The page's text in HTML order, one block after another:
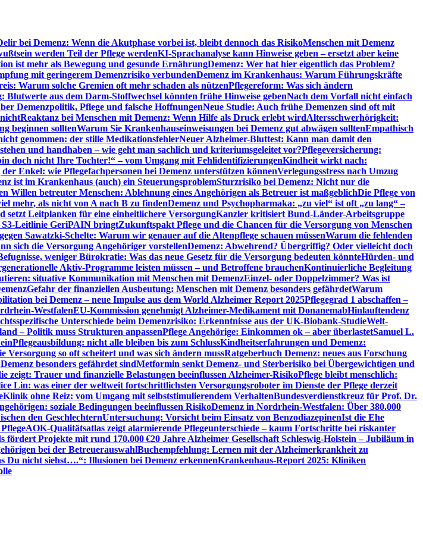
bei Demenz: Wenn die Akutphase vorbei ist, bleibt dennoch das RisikoMenschen mit Demenz
werden Teil der Pflege werdenKI-Sprachanalyse kann Hinweise geben – ersetzt aber keine
ist mehr als Bewegung und gesunde ErnährungDemenz: Wer hat hier eigentlich das Problem?
mit geringerem Demenzrisiko verbundenDemenz im Krankenhaus: Warum Führungskräfte
Warum solche Gremien oft mehr schaden als nützenPflegereform: Was sich ändern
Blutwerte aus dem Darm-Stoffwechsel könnten frühe Hinweise gebenNach dem Vorfall nicht einfach
Demenzpolitik, Pflege und falsche HoffnungenNeue Studie: Auch frühe Demenzen sind oft mit
Reaktanz bei Menschen mit Demenz: Wenn Hilfe als Druck erlebt wirdAltersschwerhörigkeit:
beginnen solltenWarum Sie Krankenhauseinweisungen bei Demenz gut abwägen solltenEmpathisch
genommen: der stille MedikationsfehlerNeuer Alzheimer-Bluttest: Kann man damit den
und handhaben – wie geht man sachlich und kriteriumsgeleitet vor?Pflegeversicherung:
doch nicht Ihre Tochter!“ – vom Umgang mit FehlidentifizierungenKindheit wirkt nach:
Enkel: wie Pflegefachpersonen bei Demenz unterstützen könnenVerlegungsstress nach Umzug
ist im Krankenhaus (auch) ein SteuerungsproblemSturzrisiko bei Demenz: Nicht nur die
Willen betreuter Menschen: Ablehnung eines Angehörigen als Betreuer ist maßgeblichDie Pflege von
mehr, als nicht von A nach B zu findenDemenz und Psychopharmaka: „zu viel“ ist oft „zu lang“ –
setzt Leitplanken für eine einheitlichere VersorgungKanzler kritisiert Bund-Länder-Arbeitsgruppe
S3-Leitlinie GeriPAIN bringtZukunftspakt Pflege und die Chancen für die Versorgung von Menschen
Sawatzki-Schelte: Warum wir genauer auf die Altenpflege schauen müssenWarum die fehlenden
sich die Versorgung Angehöriger vorstellenDemenz: Abwehrend? Übergriffig? Oder vielleicht doch
weniger Bürokratie: Was das neue Gesetz für die Versorgung bedeuten könnteHürden- und
Aktiv-Programme leisten müssen – und Betroffene brauchenKontinuierliche Begleitung
situative Kommunikation mit Menschen mit DemenzEinzel- oder Doppelzimmer? Was ist
Gefahr der finanziellen Ausbeutung: Menschen mit Demenz besonders gefährdetWarum
bei Demenz – neue Impulse aus dem World Alzheimer Report 2025Pflegegrad 1 abschaffen –
WestfalenEU-Kommission genehmigt Alzheimer-Medikament mit DonanemabHinlauftendenz
Unterschiede beim Demenzrisiko: Erkenntnisse aus der UK-Biobank-StudieWelt-
– Politik muss Strukturen anpassenPflege Angehörige: Einkommen ok – aber überlastetSamuel L.
Pflegeausbildung: nicht alle bleiben bis zum SchlussKindheitserfahrungen und Demenz:
Versorgung so oft scheitert und was sich ändern mussRatgeberbuch Demenz: neues aus Forschung
besonders gefährdet sindMetformin senkt Demenz- und Sterberisiko bei Übergewichtigen und
zeigt: Trauer und finanzielle Belastungen beeinflussen Alzheimer-RisikoPflege bleibt menschlich:
Lin: was einer der weltweit fortschrittlichsten Versorgungsroboter im Dienste der Pflege derzeit
Klinik ohne Reiz: vom Umgang mit selbststimulierendem VerhaltenBundesverdienstkreuz für Prof. Dr.
soziale Bedingungen beeinflussen RisikoDemenz in Nordrhein-Westfalen: Über 380.000
den GeschlechternUntersuchung: Vorsicht beim Einsatz von BenzodiazepinenIst die Ehe
AOK-Qualitätsatlas zeigt alarmierende Pflegeunterschiede – kaum Fortschritte bei riskanter
fördert Projekte mit rund 170.000 €20 Jahre Alzheimer Gesellschaft Schleswig-Holstein – Jubiläum in
bei der BetreuerauswahlBuchempfehlung: Lernen mit der Alzheimerkrankheit zu
Du nicht siehst….“: Illusionen bei Demenz erkennenKrankenhaus-Report 2025: Kliniken